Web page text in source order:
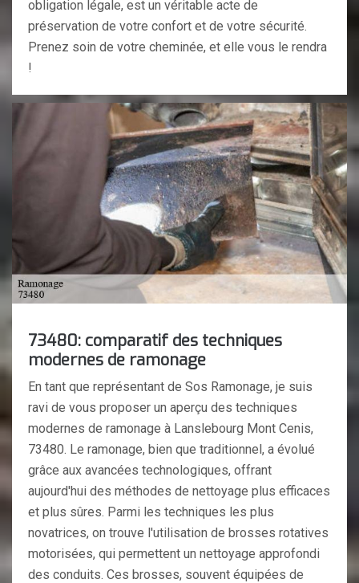
obligation légale, est un véritable acte de
préservation de votre confort et de votre sécurité.
Prenez soin de votre cheminée, et elle vous le rendra
!
73480: comparatif des techniques
modernes de ramonage
En tant que représentant de Sos Ramonage, je suis
ravi de vous proposer un aperçu des techniques
modernes de ramonage à Lanslebourg Mont Cenis,
73480. Le ramonage, bien que traditionnel, a évolué
grâce aux avancées technologiques, offrant
aujourd'hui des méthodes de nettoyage plus efficaces
et plus sûres. Parmi les techniques les plus
novatrices, on trouve l'utilisation de brosses rotatives
motorisées, qui permettent un nettoyage approfondi
des conduits. Ces brosses, souvent équipées de